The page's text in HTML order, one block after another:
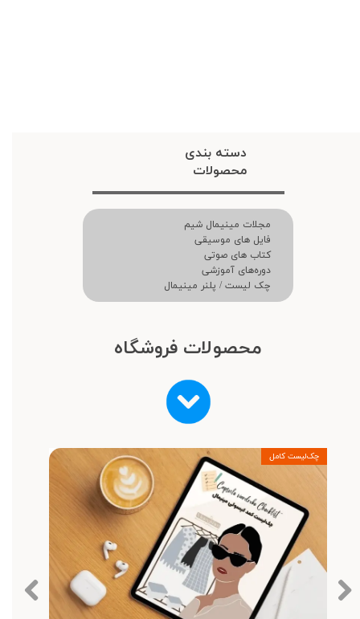
چک‌لیست کامل
محصولات فروشگاه
مجلات مینیمال شیم
فایل های موسیقی
کتاب های صوتی
دوره‌های آموزشی
چک لیست / پلنر مینیمال
دسته بندی
محصولات